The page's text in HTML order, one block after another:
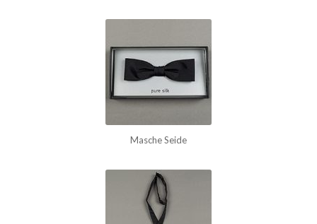
Masche Seide